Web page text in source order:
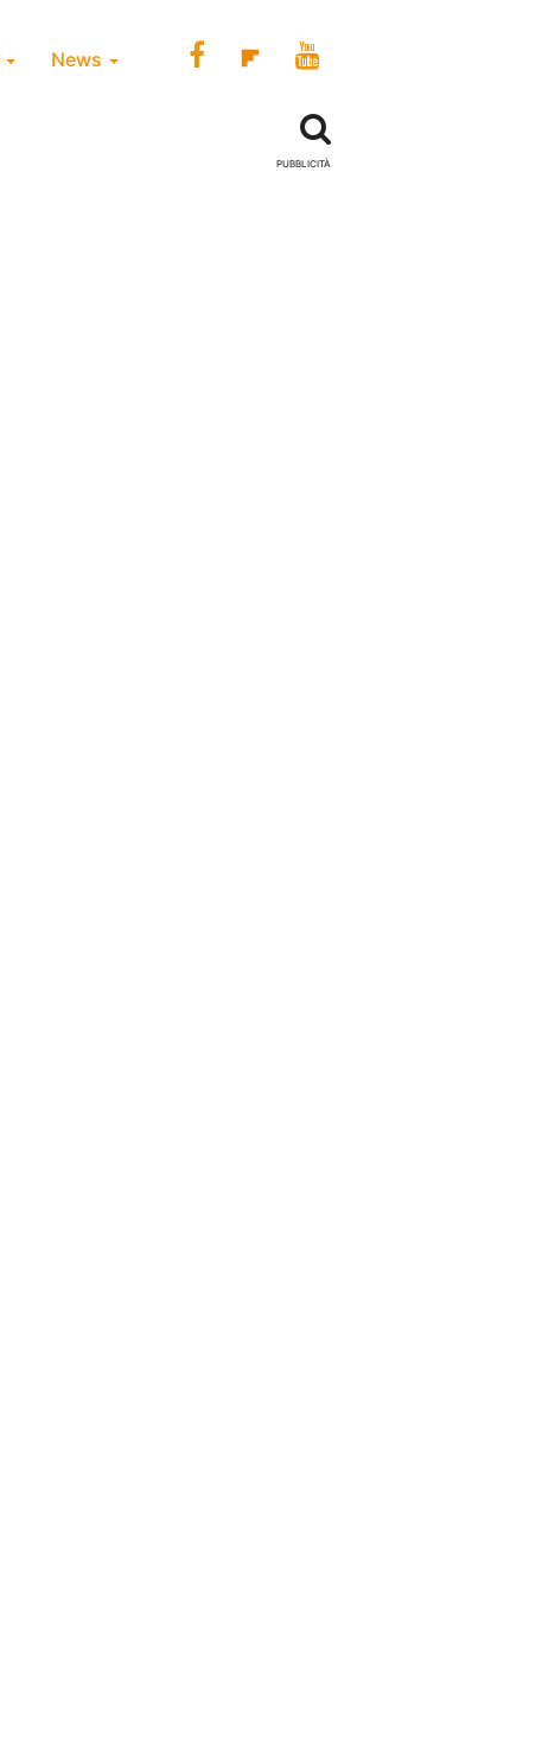
News
PUBBLICITÀ